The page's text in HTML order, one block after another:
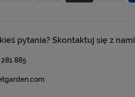
pytania? Skontaktuj się z nami
281 885